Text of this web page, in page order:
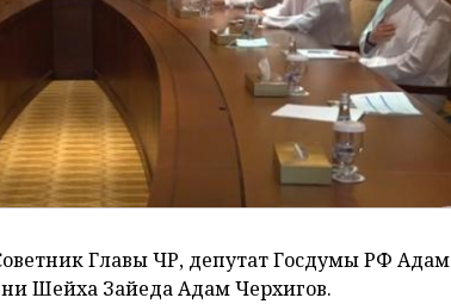
Главы ЧР, депутат Госдумы РФ Адам
Шейха Зайеда Адам Черхигов.